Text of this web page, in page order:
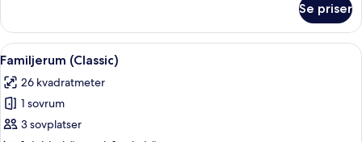
dubbelrum
1
dubbelsäng
Se priser
Öppna
alla
foton
för
Familjerum
Ett hotellrum med en säng, ett
9
Familjerum (Classic)
26 kvadratmeter
1 sovrum
3 sovplatser